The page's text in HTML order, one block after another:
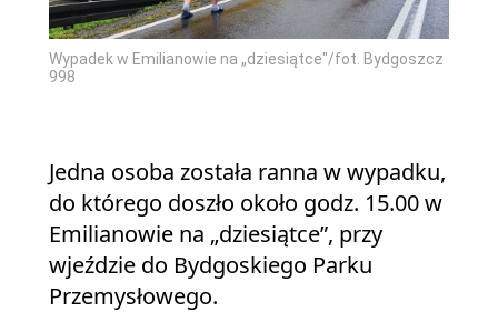
Wypadek w Emilianowie na „dziesiątce"/fot. Bydgoszcz
998
Jedna osoba została ranna w wypadku,
do którego doszło około godz. 15.00 w
Emilianowie na „dziesiątce”, przy
wjeździe do Bydgoskiego Parku
Przemysłowego.